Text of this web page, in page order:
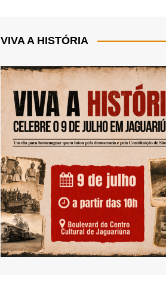
VIVA A HISTÓRIA